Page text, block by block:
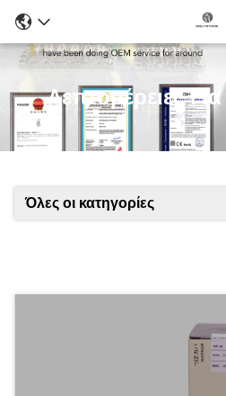
Λεπτομέρειες
Όλες οι κατηγορίες